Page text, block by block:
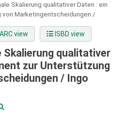
Skalierung qualitativer Daten : ein
von Marketingentscheidungen /
view ISBD view
Skalierung qualitativer
zur Unterstützung
/ Ingo